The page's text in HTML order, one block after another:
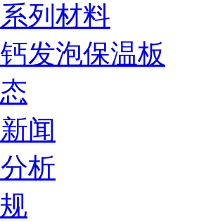
列材料
发泡保温板
闻
析